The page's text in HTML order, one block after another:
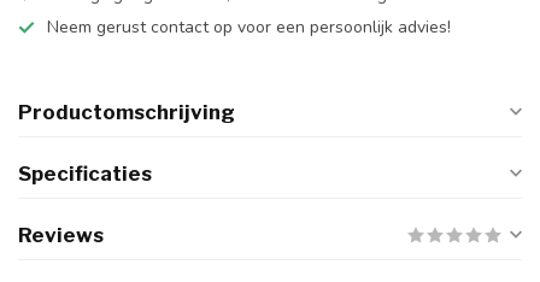
Neem gerust contact op voor een persoonlijk advies!
Productomschrijving
Specificaties
Reviews